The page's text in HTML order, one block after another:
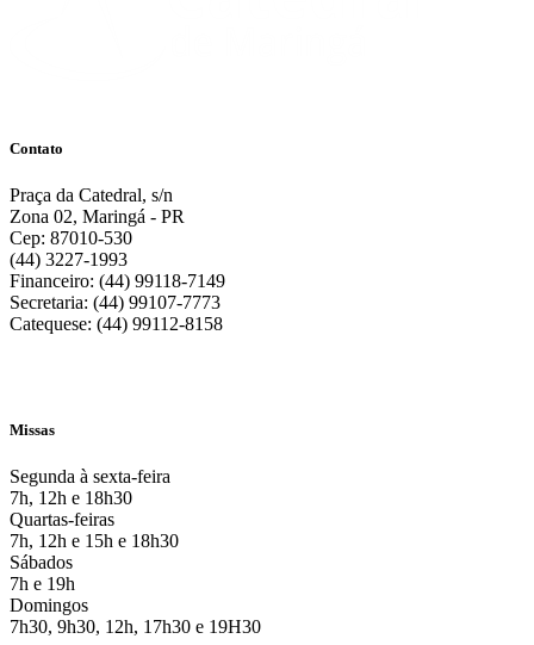
Contato
Praça da Catedral, s/n
Zona 02, Maringá - PR
Cep: 87010-530
(44) 3227-1993
Financeiro: (44) 99118-7149
Secretaria: (44) 99107-7773
Catequese: (44) 99112-8158
Missas
Segunda à sexta-feira
7h, 12h e 18h30
Quartas-feiras
7h, 12h e 15h e 18h30
Sábados
7h e 19h
Domingos
7h30, 9h30, 12h, 17h30 e 19H30